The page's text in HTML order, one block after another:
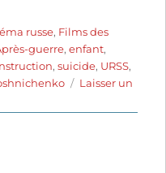
russe, Films des
guerre,enfant,
,suicide, URSS,
Laisser un